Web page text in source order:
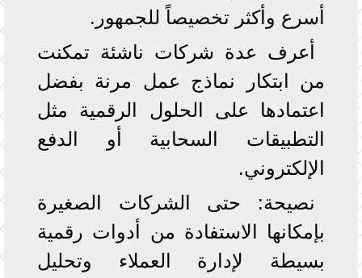
أسرع وأكثر تخصيصاً للجمهور.
أعرف عدة شركات ناشئة تمكنت
من ابتكار نماذج عمل مرنة بفضل
اعتمادها على الحلول الرقمية مثل
التطبيقات السحابية أو الدفع
الإلكتروني.
نصيحة: حتى الشركات الصغيرة
بإمكانها الاستفادة من أدوات رقمية
بسيطة لإدارة العملاء وتحليل